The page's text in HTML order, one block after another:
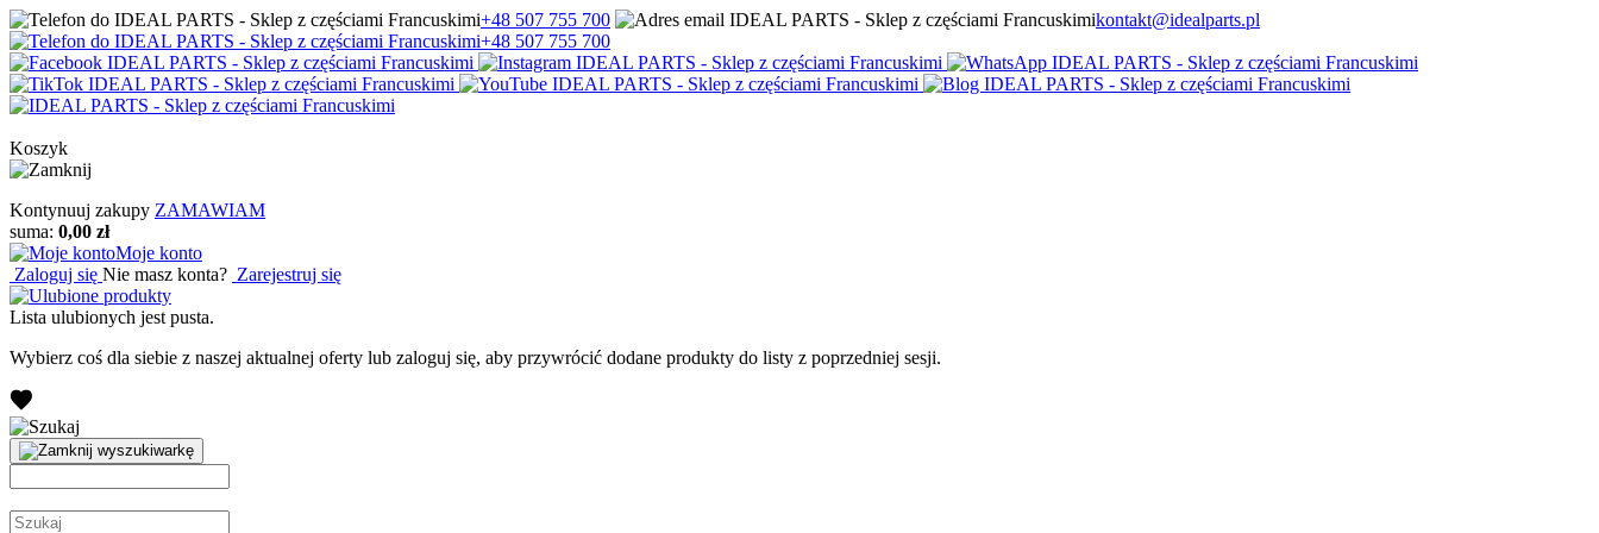
+48 507 755 700
kontakt@idealparts.pl
+48 507 755 700
Koszyk
Kontynuuj zakupy ZAMAWIAM
suma: 0,00 zł
Moje konto
Zaloguj się Nie masz konta? Zarejestruj się
Lista ulubionych jest pusta.
Wybierz coś dla siebie z naszej aktualnej oferty lub zaloguj się, aby przywrócić dodane produkty do listy z poprzedniej sesji.